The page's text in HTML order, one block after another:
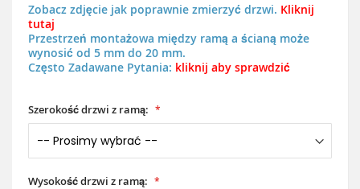
Zobacz zdjęcie jak poprawnie zmierzyć drzwi. Kliknij
tutaj
Przestrzeń montażowa między ramą a ścianą może
wynosić od 5 mm do 20 mm.
Często Zadawane Pytania: kliknij aby sprawdzić
Szerokość drzwi z ramą:
Wysokość drzwi z ramą: